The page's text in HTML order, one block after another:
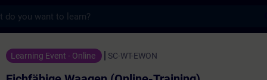
(Online-Training) - Training -
Learning Event - Online SC-WT-EWON